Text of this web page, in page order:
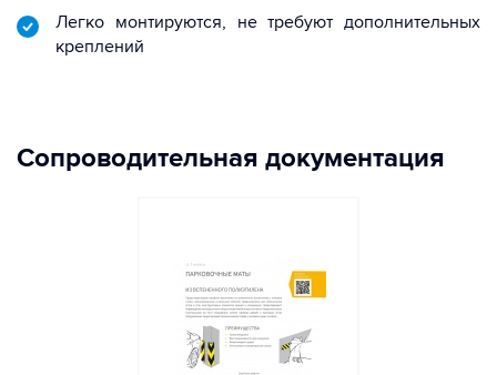
Легко монтируются, не требуют дополнительных
креплений
Сопроводительная документация